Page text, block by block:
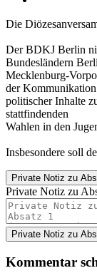
Die
Der BDKJ Berlin
Bundesländern
Mecklenburg-
der Kommunikation
politischer Inhalte
stattfindenden
Wahlen in den
Insbesondere soll
Private Notiz zu
Private Notiz zu
Private Notiz zu
Kommentar